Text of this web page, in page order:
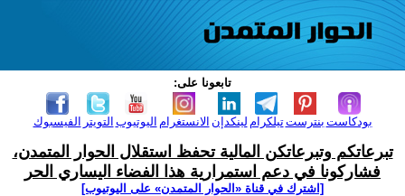
تابعونا على:
الفيسبوك التويتر اليوتيوب الانستغرام لينكدإن تيلكرامبنترست بودكاست
تبرعاتكم وتبرعاتكن المالية تحفظ استقلال الحوار المتمدن،
فشاركونا في دعم استمرارية هذا الفضاء اليساري الحر
[اشترك في قناة ‫«الحوار المتمدن» على اليوتيوب]